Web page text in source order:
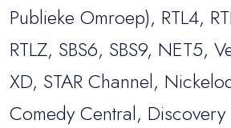
Publieke Omroep), RTL4,
RTLZ, SBS6, SBS9, NET5,
XD, STAR Channel,
Comedy Central,